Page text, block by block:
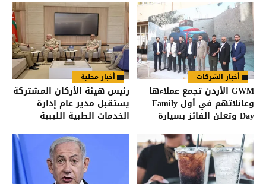
أخبار الشركات
GWM الأردن تجمع عملاءها
وعائلاتهم في أول Family
Day وتعلن الفائز بسيارة
أخبار محلية
رئيس هيئة الأركان المشتركة
يستقبل مدير عام إدارة
الخدمات الطبية الليبية